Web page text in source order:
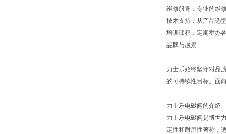
维修服务：专业的维
技术支持：从产品选
培训课程：定期举办
品牌与愿景
力士乐始终坚守对品
的可持续性目标。面
力士乐电磁阀的介绍
力士乐电磁阀是博世
定性和耐用性著称，